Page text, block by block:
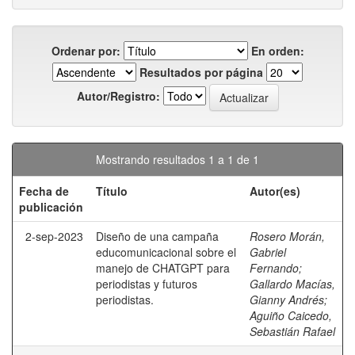
Ordenar por:
En orden:
Resultados por página
Autor/Registro:
Mostrando resultados 1 a 1 de 1
Fecha de
publicación
Título Autor(es)
2-sep-2023
Diseño de una campaña
educomunicacional sobre el
manejo de CHATGPT para
periodistas y futuros
periodistas.
Rosero Morán,
Gabriel
Fernando;
Gallardo Macías,
Gianny Andrés;
Aguiño Caicedo,
Sebastián Rafael